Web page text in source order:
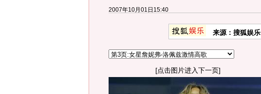
2007年10月01日15:40
来源：搜狐娱乐
[点击图片进入下一页]